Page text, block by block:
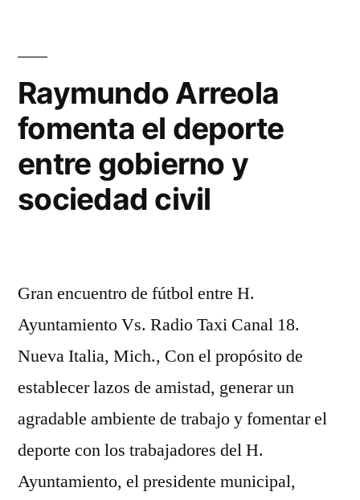
Magaña
Lira”
17,
el
portero
Gerardo
Magaña
Lira
Raymundo Arreola
fomenta el deporte
entre gobierno y
sociedad civil
Gran encuentro de fútbol entre H.
Ayuntamiento Vs. Radio Taxi Canal 18.
Nueva Italia, Mich., Con el propósito de
establecer lazos de amistad, generar un
agradable ambiente de trabajo y fomentar el
deporte con los trabajadores del H.
Ayuntamiento, el presidente municipal,